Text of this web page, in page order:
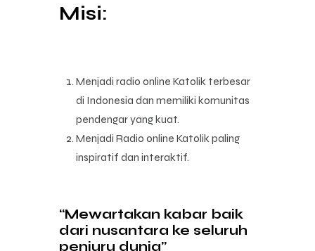
Misi:
Menjadi radio online Katolik terbesar
di Indonesia dan memiliki komunitas
pendengar yang kuat.
Menjadi Radio online Katolik paling
inspiratif dan interaktif.
“Mewartakan kabar baik
dari nusantara ke seluruh
penjuru dunia”